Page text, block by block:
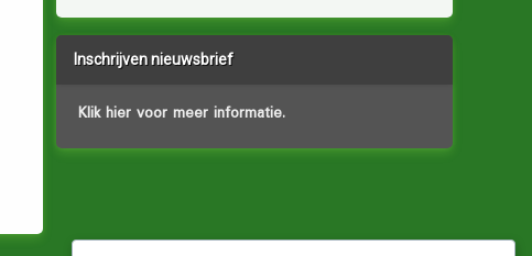
Inschrijven nieuwsbrief
Klik hier voor meer informatie.